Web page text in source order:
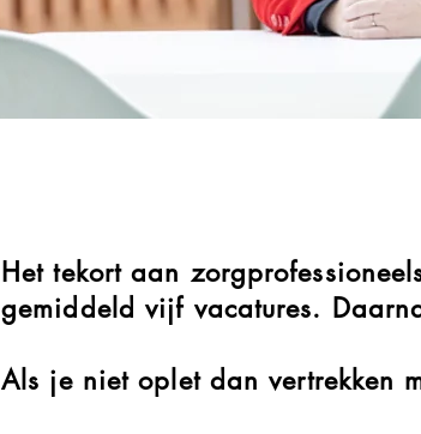
Het tekort aan
gemiddeld vijf vacatures.
Als je niet oplet dan vertrekken